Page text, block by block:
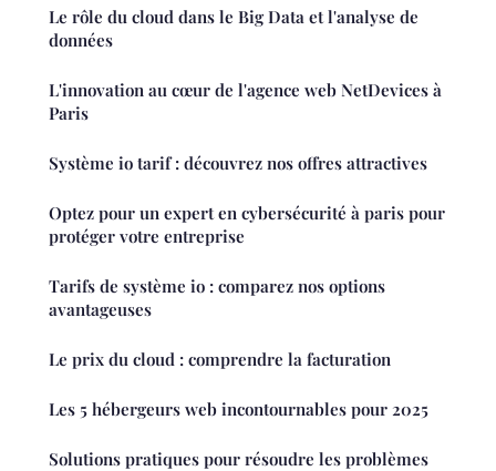
Le rôle du cloud dans le Big Data et l'analyse de
données
L'innovation au cœur de l'agence web NetDevices à
Paris
Système io tarif : découvrez nos offres attractives
Optez pour un expert en cybersécurité à paris pour
protéger votre entreprise
Tarifs de système io : comparez nos options
avantageuses
Le prix du cloud : comprendre la facturation
Les 5 hébergeurs web incontournables pour 2025
Solutions pratiques pour résoudre les problèmes